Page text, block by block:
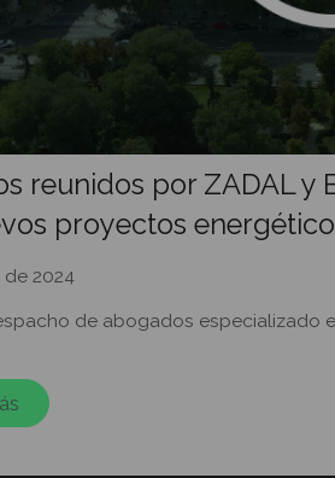
reunidos por ZADAL
proyectos
de 2024
de abogados especializado